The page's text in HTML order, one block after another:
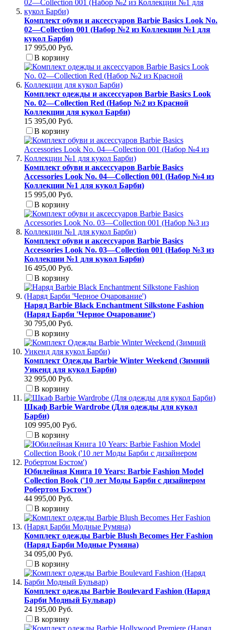
Комплект обуви и аксессуаров Barbie Basics Look No.
02—Collection 001 (Набор №2 из Коллекции №1 для
кукол Барби)
17 995,00 Руб.
В корзину
Комплект одежды и аксессуаров Barbie Basics Look
No. 02—Collection Red (Набор №2 из Красной
Коллекции для кукол Барби)
15 395,00 Руб.
В корзину
Комплект обуви и аксессуаров Barbie Basics
Accessories Look No. 04—Collection 001 (Набор №4 из
Коллекции №1 для кукол Барби)
15 995,00 Руб.
В корзину
Комплект обуви и аксессуаров Barbie Basics
Accessories Look No. 03—Collection 001 (Набор №3 из
Коллекции №1 для кукол Барби)
16 495,00 Руб.
В корзину
Наряд Barbie Black Enchantment Silkstone Fashion
(Наряд Барби 'Черное Очарование')
30 795,00 Руб.
В корзину
Комплект Одежды Barbie Winter Weekend (Зимний
Уикенд для кукол Барби)
32 995,00 Руб.
В корзину
Шкаф Barbie Wardrobe (Для одежды для кукол
Барби)
109 995,00 Руб.
В корзину
Юбилейная Книга 10 Years: Barbie Fashion Model
Collection Book ('10 лет Моды Барби с дизайнером
Робертом Бэстом')
44 995,00 Руб.
В корзину
Комплект одежды Barbie Blush Becomes Her Fashion
(Наряд Барби Модные Румяна)
34 095,00 Руб.
В корзину
Комплект одежды Barbie Boulevard Fashion (Наряд
Барби Модный Бульвар)
24 195,00 Руб.
В корзину